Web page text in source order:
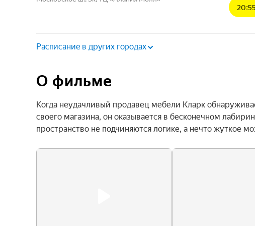
20:55
Расписание в других городах
О фильме
Когда неудачливый продавец мебели Кларк
своего магазина, он оказывается в бесконечном
пространство не подчиняются логике, а нечто жуткое